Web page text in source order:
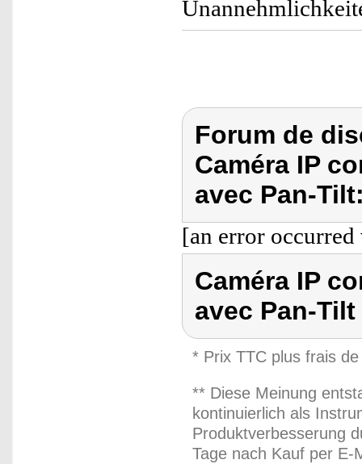
Forum de
Caméra IP
avec Pan-
[an error
Caméra IP
avec Pan-Tilt
* Prix TTC plus frais
** Diese Meinung
kontinuierlich als
Produktverbesserung
Tage nach Kauf per E-